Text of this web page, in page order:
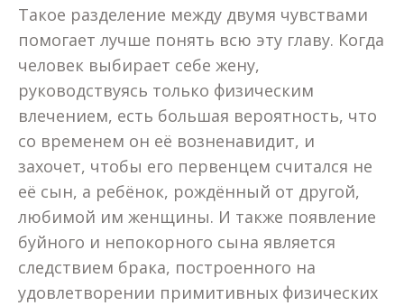
Такое разделение между двумя чувствами
помогает лучше понять всю эту главу. Когда
человек выбирает себе жену,
руководствуясь только физическим
влечением, есть большая вероятность, что
со временем он её возненавидит, и
захочет, чтобы его первенцем считался не
её сын, а ребёнок, рождённый от другой,
любимой им женщины. И также появление
буйного и непокорного сына является
следствием брака, построенного на
удовлетворении примитивных физических